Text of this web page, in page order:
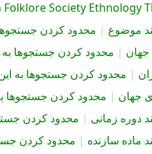
Folklore Society Ethnology
موضوع | محدود کردن جستجوها
| محدود کردن جستجوها به
| محدود کردن جستجوها به این
جهان | محدود کردن جستجوها به
دوره زمانی | محدود کردن
ماده سازنده | محدود کردن